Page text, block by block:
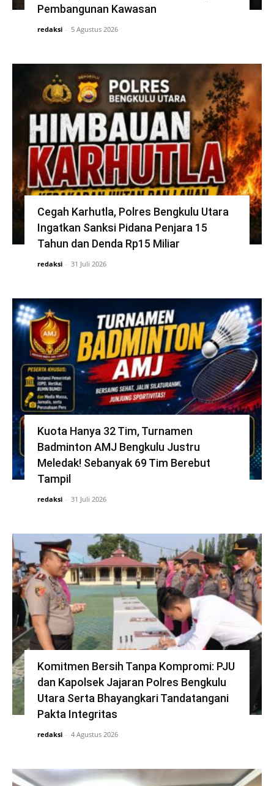
Pembangunan Kawasan
redaksi - 5 Agustus 2026
Cegah Karhutla, Polres Bengkulu Utara
Ingatkan Sanksi Pidana Penjara 15
Tahun dan Denda Rp15 Miliar
redaksi - 31 Juli 2026
Kuota Hanya 32 Tim, Turnamen
Badminton AMJ Bengkulu Justru
Meledak! Sebanyak 69 Tim Berebut
Tampil
redaksi - 31 Juli 2026
Komitmen Bersih Tanpa Kompromi: PJU
dan Kapolsek Jajaran Polres Bengkulu
Utara Serta Bhayangkari Tandatangani
Pakta Integritas
redaksi - 4 Agustus 2026